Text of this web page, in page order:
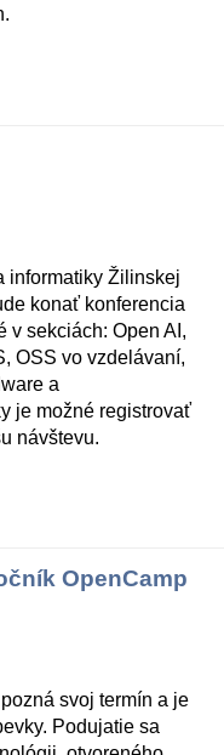
informatiky Žilinskej
konať konferencia
v sekciách: Open AI,
OSS vo vzdelávaní,
a
je možné registrovať
návštevu.
OpenCamp
svoj termín a je
Podujatie sa